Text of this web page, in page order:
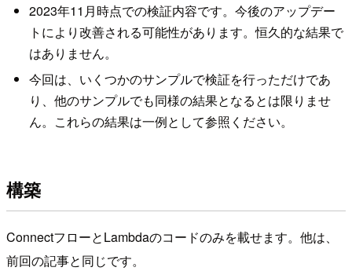
2023年11月時点での検証内容です。今後のアップデー
トにより改善される可能性があります。恒久的な結果で
はありません。
今回は、いくつかのサンプルで検証を行っただけであ
り、他のサンプルでも同様の結果となるとは限りませ
ん。これらの結果は一例として参照ください。
構築
ConnectフローとLambdaのコードのみを載せます。他は、
前回の記事と同じです。